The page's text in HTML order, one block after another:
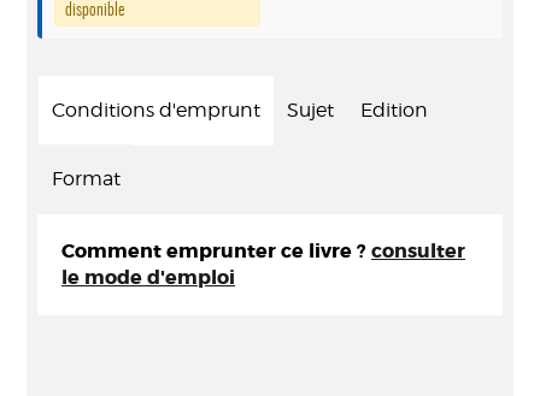
disponible
Conditions d'emprunt Sujet Edition
Format
Comment emprunter ce livre ? consulter
le mode d'emploi